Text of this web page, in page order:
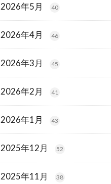
2026年5月 40
2026年4月 46
2026年3月 45
2026年2月 41
2026年1月 43
2025年12月 52
2025年11月 38